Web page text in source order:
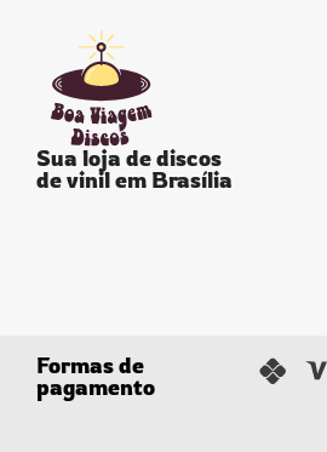
Sua loja de discos
de vinil em Brasília
Formas de
pagamento